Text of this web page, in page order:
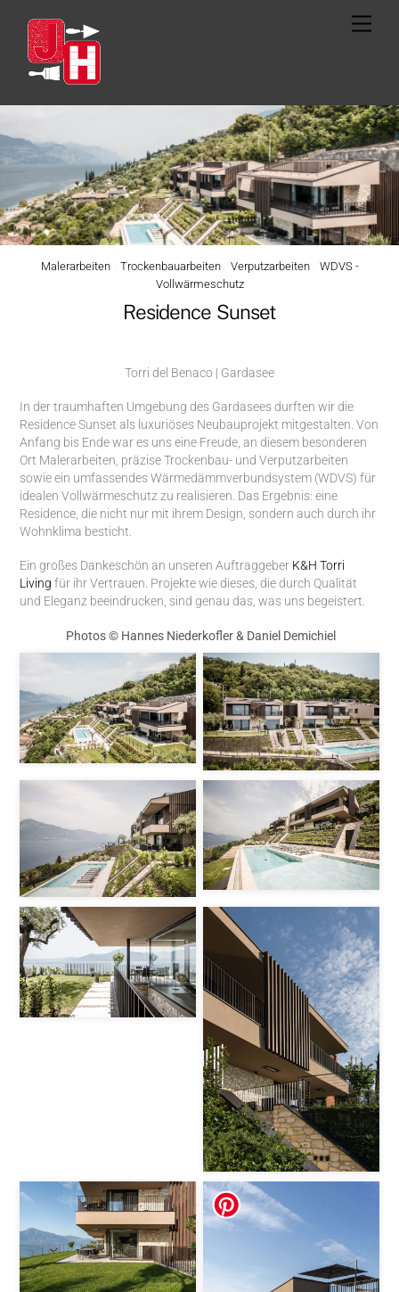
content
Malerarbeiten Trockenbauarbeiten Verputzarbeiten
WDVS -
Vollwärmeschutz
Residence Sunset
Torri del Benaco | Gardasee
In der traumhaften Umgebung des Gardasees durften wir die
Residence Sunset als luxuriöses Neubauprojekt mitgestalten. Von
Anfang bis Ende war es uns eine Freude, an diesem besonderen
Ort Malerarbeiten, präzise Trockenbau- und Verputzarbeiten
sowie ein umfassendes Wärmedämmverbundsystem (WDVS) für
idealen Vollwärmeschutz zu realisieren. Das Ergebnis: eine
Residence, die nicht nur mit ihrem Design, sondern auch durch ihr
Wohnklima besticht.
Ein großes Dankeschön an unseren Auftraggeber K&H Torri
Living für ihr Vertrauen. Projekte wie dieses, die durch Qualität
und Eleganz beeindrucken, sind genau das, was uns begeistert.
Photos © Hannes Niederkofler & Daniel Demichiel